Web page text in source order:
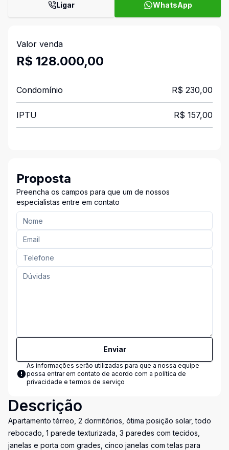
Ligar WhatsApp
Valor venda
R$ 128.000,00
Condomínio R$ 230,00
IPTU R$ 157,00
Proposta
Preencha os campos para que um de nossos
especialistas entre em contato
Enviar
As informações serão utilizadas para que a nossa equipe
possa entrar em contato de acordo com a política de
privacidade e termos de serviço
Descrição
Apartamento térreo, 2 dormitórios, ótima posição solar, todo
rebocado, 1 parede texturizada, 3 paredes com tecidos,
janelas e porta com grades, cinco janelas com telas para